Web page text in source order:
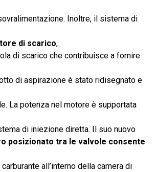
Inoltre, il sistema di
di scarico,
di scarico che contribuisce a fornire
di aspirazione è stato ridisegnato e
La potenza nel motore è supportata
di iniezione diretta. Il suo nuovo
posizionato tra le valvole consente
all’interno della camera di